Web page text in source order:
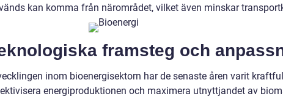
kan komma från närområdet, vilket även minskar
framsteg och
inom bioenergisektorn har de senaste åren varit
energiproduktionen och maximera utnyttjandet av